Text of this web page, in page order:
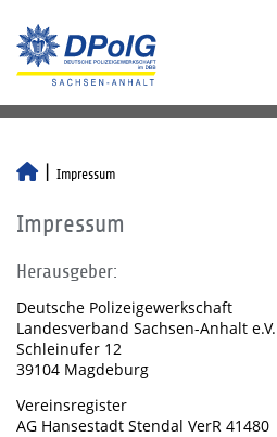
Impressum
Impressum
Herausgeber:
Deutsche Polizeigewerkschaft
Landesverband Sachsen-Anhalt e.V.
Schleinufer 12
39104 Magdeburg
Vereinsregister
AG Hansestadt Stendal VerR 41480